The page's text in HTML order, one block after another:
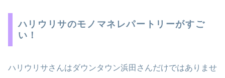
ハリウリサのモノマネレパートリーがすご
い！
ハリウリサさんはダウンタウン浜田さんだけではありませ